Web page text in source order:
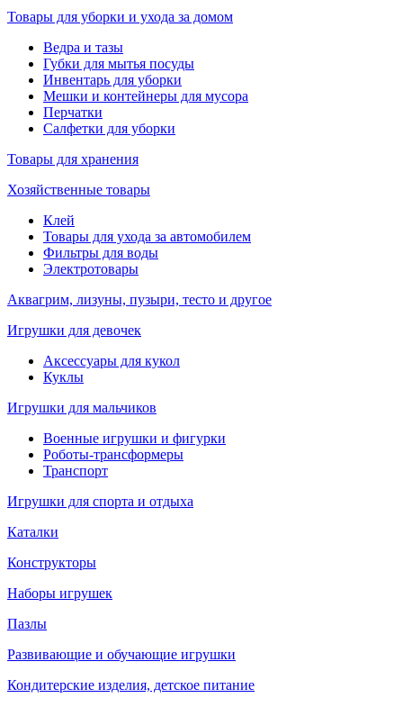
Товары для уборки и ухода за домом
Ведра и тазы
Губки для мытья посуды
Инвентарь для уборки
Мешки и контейнеры для мусора
Перчатки
Салфетки для уборки
Товары для хранения
Хозяйственные товары
Клей
Товары для ухода за автомобилем
Фильтры для воды
Электротовары
Аквагрим, лизуны, пузыри, тесто и другое
Игрушки для девочек
Аксессуары для кукол
Куклы
Игрушки для мальчиков
Военные игрушки и фигурки
Роботы-трансформеры
Транспорт
Игрушки для спорта и отдыха
Каталки
Конструкторы
Наборы игрушек
Пазлы
Развивающие и обучающие игрушки
Кондитерские изделия, детское питание